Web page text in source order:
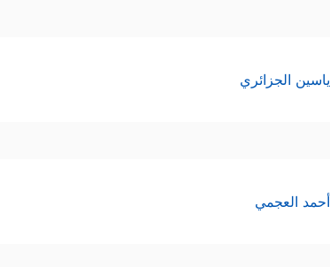
ياسين الجزائري
أحمد العجمي